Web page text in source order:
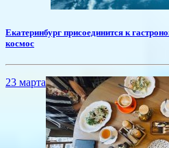
​Екатеринбург присоединится к
космос
23 марта